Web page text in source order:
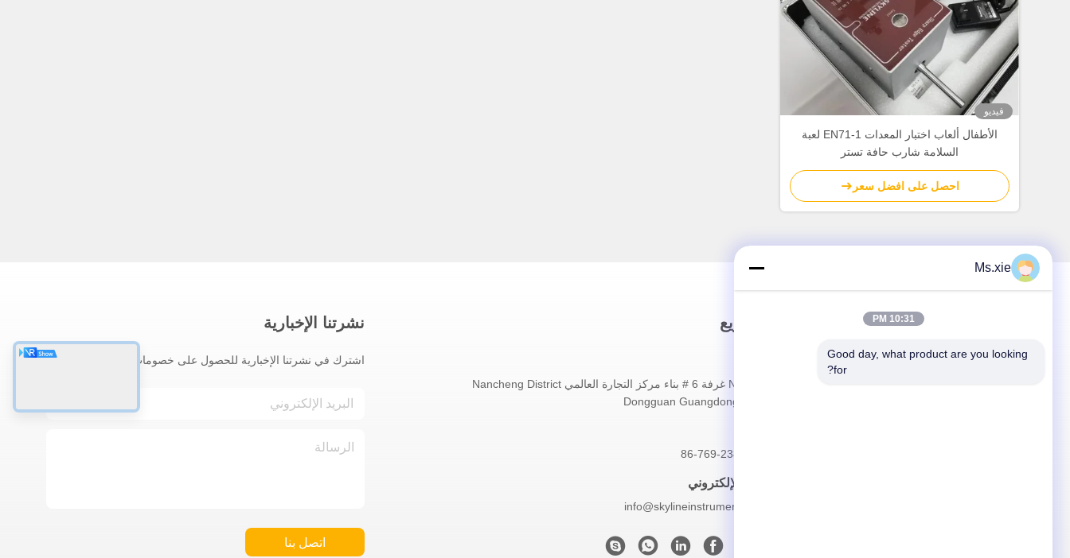
فيديو
الأطفال ألعاب اختبار المعدات EN71-1 لعبة
السلامة شارب حافة تستر
احصل على افضل سعر
المنزل
اتصال سريع
No.1802 غرفة 6 # بناء مركز التجارة العالمي Nancheng District
Dongguan Guangdong China
86-769-23830463
البريد الإلكتروني
info@skylineinstruments.com
نشرتنا الإخبارية
اشترك في نشرتنا الإخبارية للحصول على خصومات وأكثر.
اتصل بنا
Ms.xie
10:31 PM
Good day, what product are you looking
for?